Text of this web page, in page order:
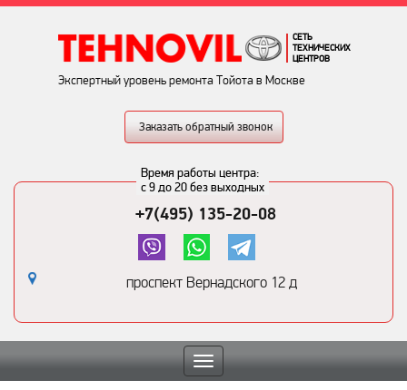
СЕТЬ
ТЕХНИЧЕСКИХ
ЦЕНТРОВ
Экспертный уровень ремонта Тойота в Москве
Заказать обратный звонок
Время работы центра:
с 9 до 20 без выходных
+7(495) 135-20-08
проспект Вернадского 12 д
Toggle
navigation